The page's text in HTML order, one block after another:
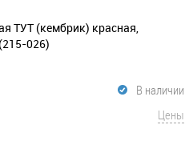
ТУТ (кембрик) красная,
(215-026)
В наличии
Цены